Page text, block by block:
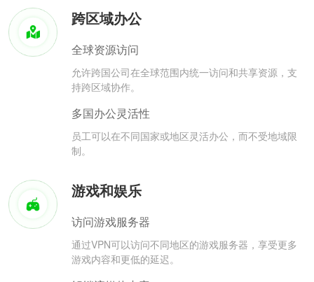
跨区域办公
全球资源访问
允许跨国公司在全球范围内统一访问和共享资源，支
持跨区域协作。
多国办公灵活性
员工可以在不同国家或地区灵活办公，而不受地域限
制。
游戏和娱乐
访问游戏服务器
通过VPN可以访问不同地区的游戏服务器，享受更多
游戏内容和更低的延迟。